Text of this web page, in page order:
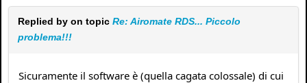
Replied by on topic Re: Airomate RDS... Piccolo
problema!!!
Sicuramente il software è (quella cagata colossale) di cui